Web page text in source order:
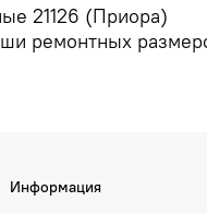
21126 (Приора)
ремонтных
Информация